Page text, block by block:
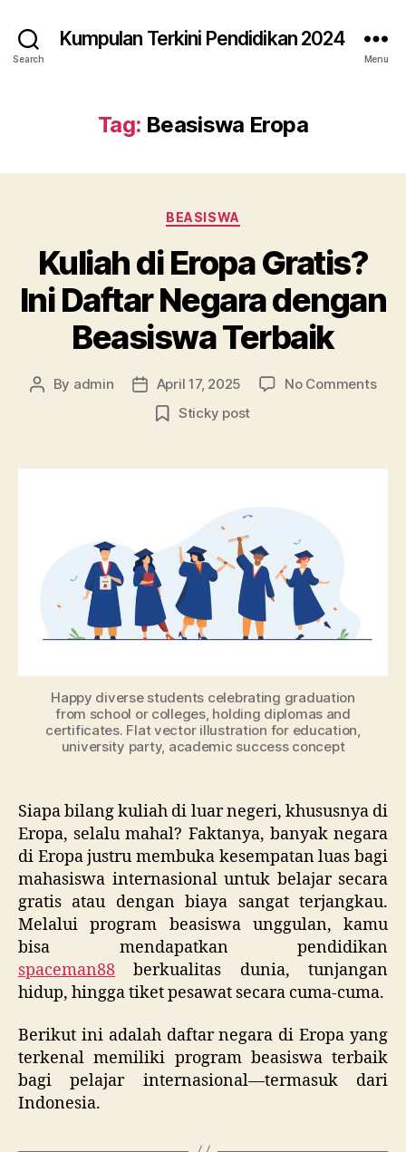
Search
Kumpulan Terkini Pendidikan 2024
Menu
Tag: Beasiswa Eropa
Categories
BEASISWA
Kuliah di Eropa Gratis?
Ini Daftar Negara dengan
Beasiswa Terbaik
Post
By admin
Post
date
April 17, 2025 No Commentson
Sticky post
Happy diverse students celebrating graduation
from school or colleges, holding diplomas and
certificates. Flat vector illustration for education,
university party, academic success concept
Siapa bilang kuliah di luar negeri, khususnya di
Eropa, selalu mahal? Faktanya, banyak negara
di Eropa justru membuka kesempatan luas bagi
mahasiswa internasional untuk belajar secara
gratis atau dengan biaya sangat terjangkau.
Melalui program beasiswa unggulan, kamu
bisa mendapatkan pendidikan
spaceman88 berkualitas dunia, tunjangan
hidup, hingga tiket pesawat secara cuma-cuma.
Berikut ini adalah daftar negara di Eropa yang
terkenal memiliki program beasiswa terbaik
bagi pelajar internasional—termasuk dari
Indonesia.